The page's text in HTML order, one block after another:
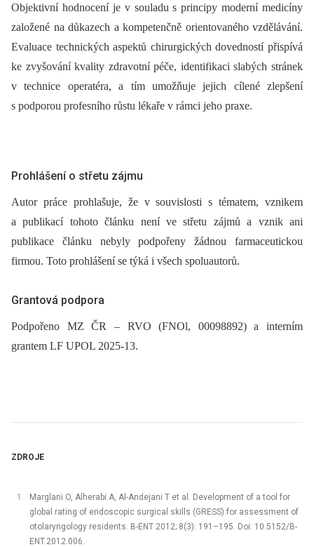
Objektivní hodnocení je v souladu s principy moderní medicíny
založené na důkazech a kompetenčně orientovaného vzdělávání.
Evaluace technických aspektů chirurgických dovedností přispívá
ke zvyšování kvality zdravotní péče, identifikaci slabých stránek
v technice operatéra, a tím umožňuje jejich cílené zlepšení
s podporou profesního růstu lékaře v rámci jeho praxe.
Prohlášení o střetu zájmu
Autor práce prohlašuje, že v souvislosti s tématem, vznikem
a publikací tohoto článku není ve střetu zájmů a vznik ani
publikace článku nebyly podpořeny žádnou farmaceutickou
firmou. Toto prohlášení se týká i všech spoluautorů.
Grantová podpora
Podpořeno MZ ČR –⁠ RVO (FNOl, 00098892) a interním
grantem LF UPOL 2025-13.
ZDROJE
Marglani O, Alherabi A, Al-Andejani T et al. Development of a tool for
global rating of endoscopic surgical skills (GRESS) for assessment of
otolaryngology residents. B-ENT 2012; 8(3): 191–195. Doi: 10.5152/B-
ENT.2012.006.